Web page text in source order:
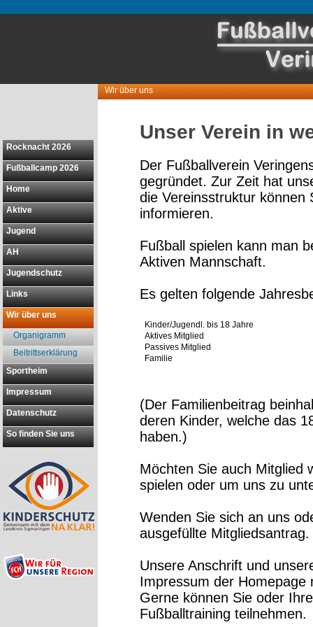
Rocknacht 2026
Fußballcamp 2026
Home
Aktive
Jugend
AH
Jugendschutz
Links
Wir über uns
Organigramm
Beitrittserklärung
Sportheim
Impressum
Datenschutz
So finden Sie uns
Wir über uns
Unser Verein in
Der Fußballverein
gegründet. Zur Zeit hat
die Vereinsstruktur können
informieren.
Fußball spielen kann man
Aktiven Mannschaft.
Es gelten folgende
Kinder/Jugendl. bis 18 Jahre
Aktives Mitglied
Passives Mitglied
Familie
(Der Familienbeitrag
deren Kinder, welche das
haben.)
Möchten Sie auch Mitglied
spielen oder um uns zu
Wenden Sie sich an uns
ausgefüllte Mitgliedsantrag.
Unsere Anschrift und
Impressum der Homepage
Gerne können Sie oder
Fußballtraining teilnehmen.